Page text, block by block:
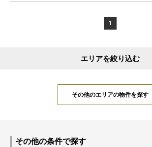
1
エリアを絞り込む
その他のエリアの物件を探す
その他の条件で探す